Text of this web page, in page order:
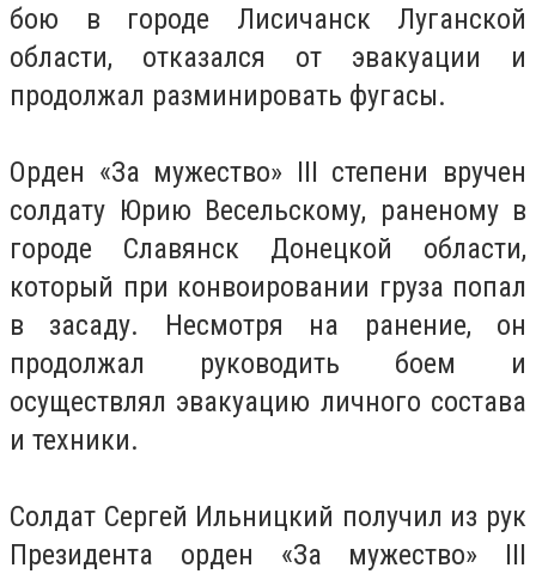
бою в городе Лисичанск Луганской
области, отказался от эвакуации и
продолжал разминировать фугасы.
Орден «За мужество» III степени вручен
солдату Юрию Весельскому, раненому в
городе Славянск Донецкой области,
который при конвоировании груза попал
в засаду. Несмотря на ранение, он
продолжал руководить боем и
осуществлял эвакуацию личного состава
и техники.
Солдат Сергей Ильницкий получил из рук
Президента орден «За мужество» III